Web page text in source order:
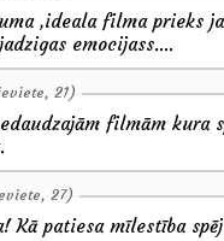
,ideala filma prieks
emocijass....
21)
filmām kura
27)
Kā patiesa mīlestība